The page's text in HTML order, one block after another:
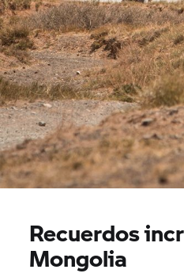
Recuerdos
Mongolia